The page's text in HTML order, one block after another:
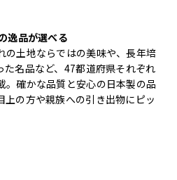
逸品が選べる
の土地ならではの美味や、長年培
た名品など、47都道府県それぞれ
。確かな品質と安心の日本製の品
上の方や親族への引き出物にピッ